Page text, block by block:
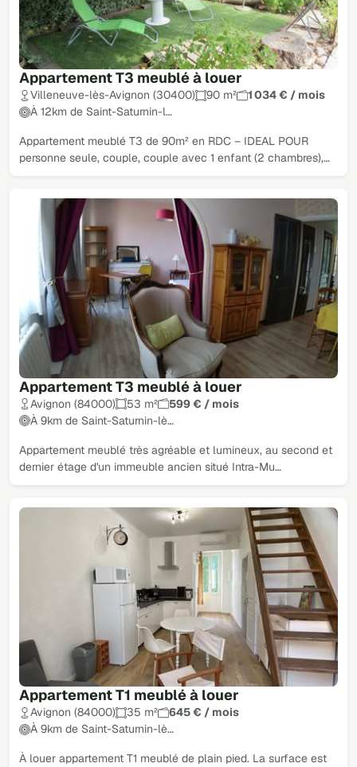
Appartement T3 meublé à louer
Villeneuve-lès-Avignon (30400) 90 m²
1 034 € / mois
À 12km de Saint-Saturnin-l…
Appartement meublé T3 de 90m² en RDC – IDEAL POUR
personne seule, couple, couple avec 1 enfant (2 chambres),…
Appartement T3 meublé à louer
Avignon (84000) 53 m²
599 € / mois
À 9km de Saint-Saturnin-lè…
Appartement meublé très agréable et lumineux, au second et
dernier étage d'un immeuble ancien situé Intra-Mu…
Appartement T1 meublé à louer
Avignon (84000) 35 m²
645 € / mois
À 9km de Saint-Saturnin-lè…
À louer appartement T1 meublé de plain pied. La surface est